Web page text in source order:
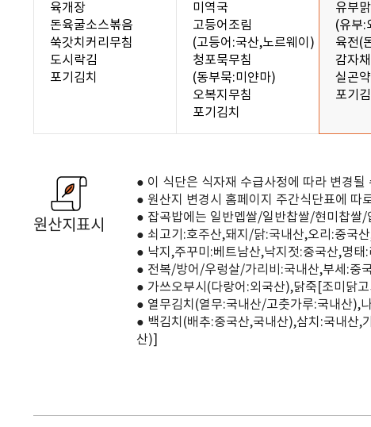
육개장
돈육굴소스볶음
쑥갓치커리무침
도시락김
포기김치
미역국
고등어조림
(고등어:국산,노르웨이)
청포묵무침
(동부묵:미얀마)
오복지무침
포기김치
유부
(유부:
육전(
감자
실곤
포기김
원산지표시
● 이 식단은 식자재 수급사정에 따라 변경
● 원산지 변경시 홈페이지 주간식단표에 따
● 잡곡밥에는 일반멥쌀/일반찹쌀/현미찹쌀/
● 쇠고기:호주산,돼지/닭:국내산,오리:중국
● 낙지,주꾸미:베트남산,낙지젓:중국산,명
● 전복/방어/우렁살/가리비:국내산,부세:중
● 가쓰오부시(다랑어:외국산),닭죽[조미닭
● 열무김치(열무:국내산/고춧가루:국내산),
● 백김치(배추:중국산,국내산),삼치:국내산,
산)]